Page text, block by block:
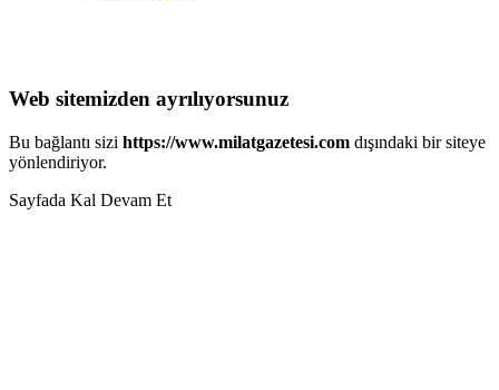
Web sitemizden ayrılıyorsunuz
Bu bağlantı sizi https://www.milatgazetesi.com dışındaki bir siteye
yönlendiriyor.
Sayfada Kal Devam Et